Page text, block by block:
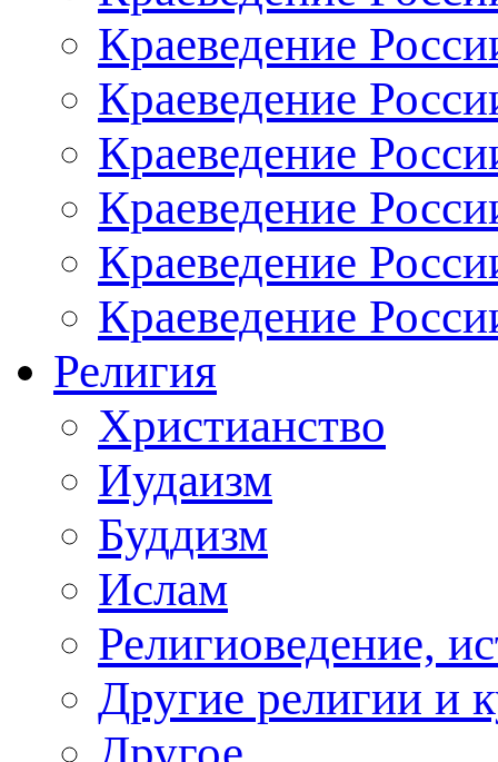
Краеведение
Краеведение
Краеведение
Краеведение
Краеведение
Краеведение
Религия
Христианство
Иудаизм
Буддизм
Ислам
Религиоведение,
Другие религии и